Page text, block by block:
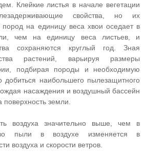
Клейкие листья в начале вегетации
свойства, но их
пород на единицу веса хвои оседает в
чем на единицу веса листьев, и
сохраняются круглый год. Зная
растений, варьируя размеры
подбирая породы и необходимую
добиться наибольшего пылезащитного
насаждения и воздушный бассейн
земли.
воздуха значительно выше, чем в
пыли в воздухе изменяется в
воздуха и скорости ветров.